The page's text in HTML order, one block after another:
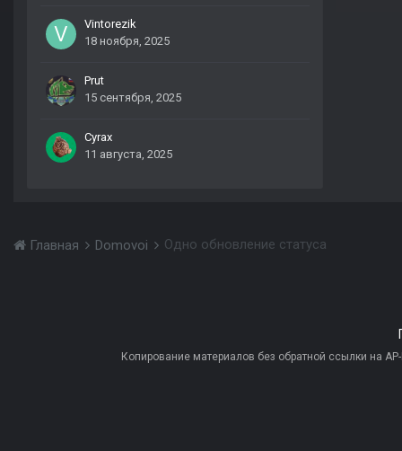
Vintorezik
18 ноября, 2025
Prut
15 сентября, 2025
Cyrax
11 августа, 2025
Главная Domovoi Одно обновление статуса
Копирование материалов без обратной ссылки на